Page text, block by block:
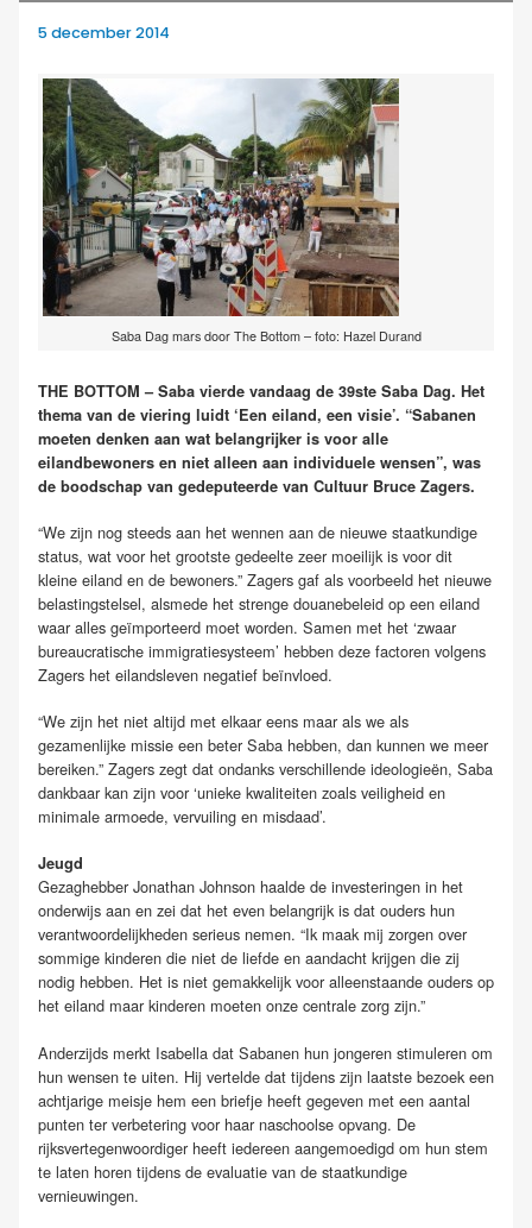
5 december 2014
Saba Dag mars door The Bottom – foto: Hazel Durand
THE BOTTOM – Saba vierde vandaag de 39ste Saba Dag. Het
thema van de viering luidt ‘Een eiland, een visie’. “Sabanen
moeten denken aan wat belangrijker is voor alle
eilandbewoners en niet alleen aan individuele wensen”, was
de boodschap van gedeputeerde van Cultuur Bruce Zagers.
“We zijn nog steeds aan het wennen aan de nieuwe staatkundige
status, wat voor het grootste gedeelte zeer moeilijk is voor dit
kleine eiland en de bewoners.” Zagers gaf als voorbeeld het nieuwe
belastingstelsel, alsmede het strenge douanebeleid op een eiland
waar alles geïmporteerd moet worden. Samen met het ‘zwaar
bureaucratische immigratiesysteem’ hebben deze factoren volgens
Zagers het eilandsleven negatief beïnvloed.
“We zijn het niet altijd met elkaar eens maar als we als
gezamenlijke missie een beter Saba hebben, dan kunnen we meer
bereiken.” Zagers zegt dat ondanks verschillende ideologieën, Saba
dankbaar kan zijn voor ‘unieke kwaliteiten zoals veiligheid en
minimale armoede, vervuiling en misdaad’.
Jeugd
Gezaghebber Jonathan Johnson haalde de investeringen in het
onderwijs aan en zei dat het even belangrijk is dat ouders hun
verantwoordelijkheden serieus nemen. “Ik maak mij zorgen over
sommige kinderen die niet de liefde en aandacht krijgen die zij
nodig hebben. Het is niet gemakkelijk voor alleenstaande ouders op
het eiland maar kinderen moeten onze centrale zorg zijn.”
Anderzijds merkt Isabella dat Sabanen hun jongeren stimuleren om
hun wensen te uiten. Hij vertelde dat tijdens zijn laatste bezoek een
achtjarige meisje hem een briefje heeft gegeven met een aantal
punten ter verbetering voor haar naschoolse opvang. De
rijksvertegenwoordiger heeft iedereen aangemoedigd om hun stem
te laten horen tijdens de evaluatie van de staatkundige
vernieuwingen.